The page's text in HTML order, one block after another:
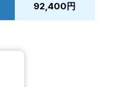
92,400円